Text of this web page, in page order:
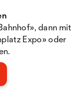
dann mit
Expo» oder